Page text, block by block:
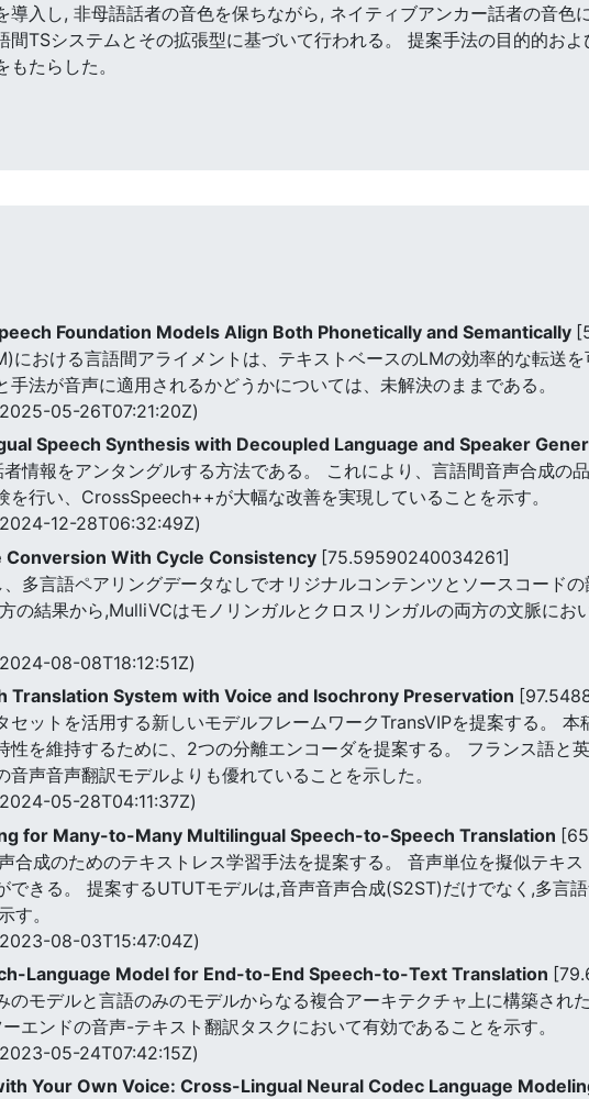
導入し, 非母語話者の音色を保ちながら, ネイティブアンカー話者の音色
間TSシステムとその拡張型に基づいて行われる。 提案手法の目的的お
たらした。
Foundation Models Align Both Phonetically and Semantically
における言語間アライメントは、テキストベースのLMの効率的な転送
手法が音声に適用されるかどうかについては、未解決のままである。
05-26T07:21:20Z)
Speech Synthesis with Decoupled Language and Speaker
情報をアンタングルする方法である。 これにより、言語間音声合成の
を行い、CrossSpeech++が大幅な改善を実現していることを示す。
12-28T06:32:49Z)
With Cycle Consistency [75.59590240034261]
多言語ペアリングデータなしでオリジナルコンテンツとソースコード
の結果から,MulliVCはモノリンガルとクロスリンガルの両方の文脈にお
08-08T18:12:51Z)
Translation System with Voice and Isochrony Preservation
セットを活用する新しいモデルフレームワークTransVIPを提案する。
を維持するために、2つの分離エンコーダを提案する。 フランス語と
声音声翻訳モデルよりも優れていることを示した。
05-28T04:11:37Z)
for Many-to-Many Multilingual Speech-to-Speech Translation
合成のためのテキストレス学習手法を提案する。 音声単位を擬似テキ
できる。 提案するUTUTモデルは,音声音声合成(S2ST)だけでなく,多言
す。
08-03T15:47:04Z)
Language Model for End-to-End Speech-to-Text Translation
のモデルと言語のみのモデルからなる複合アーキテクチャ上に構築され
エンドの音声-テキスト翻訳タスクにおいて有効であることを示す。
05-24T07:42:15Z)
Your Own Voice: Cross-Lingual Neural Codec Language